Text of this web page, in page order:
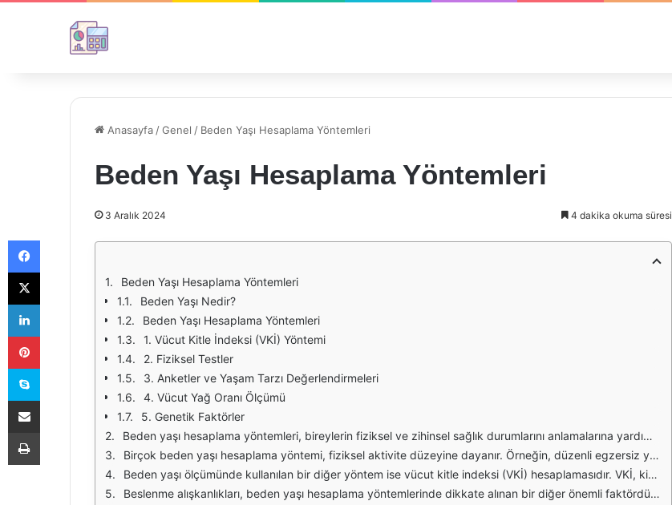
Anasayfa /Genel / Beden Yaşı Hesaplama Yöntemleri
Beden Yaşı Hesaplama Yöntemleri
3 Aralık 2024 4 dakika okuma süresi
Beden Yaşı Hesaplama Yöntemleri
Beden Yaşı Nedir?
Beden Yaşı Hesaplama Yöntemleri
1. Vücut Kitle İndeksi (VKİ) Yöntemi
2. Fiziksel Testler
3. Anketler ve Yaşam Tarzı Değerlendirmeleri
4. Vücut Yağ Oranı Ölçümü
5. Genetik Faktörler
Beden yaşı hesaplama yöntemleri, bireylerin fiziksel ve zihinsel sağlık durumlarını anlamalarına yardımcı olan pratik araçlardır. Bu yöntemler, genellikle yaş, cinsiyet, fiziksel aktivite düzeyi ve vücut kompozisyonu gibi faktörleri göz önünde bulundurarak, genel sağlık durumunu değerlendirmeye yönelik formüller ve testler içerir. Beden yaşı, biyolojik yaşla kronolojik yaş arasındaki farkı belirlemeye yardımcı olabilir.
Birçok beden yaşı hesaplama yöntemi, fiziksel aktivite düzeyine dayanır. Örneğin, düzenli egzersiz yapan bireylerin beden yaşları, daha az aktif olanlara göre daha genç çıkma eğilimindedir. Bu nedenle, beden yaşı hesaplamalarında fiziksel aktivite düzeyinin dikkate alınması önemlidir. Yürüyüş, koşu, yüzme gibi sporların düzenli olarak yapılması, genel sağlığı iyileştirir ve beden yaşını gençleştirir.
Beden yaşı ölçümünde kullanılan bir diğer yöntem ise vücut kitle indeksi (VKİ) hesaplamasıdır. VKİ, kişinin boyuna göre kilosunun değerlendirilmesine olanak tanır. Bu formül, bireylerin sağlıklı bir kiloya sahip olup olmadığını belirlemek ve buna göre beden yaşını tahmin etmek için kullanılır. VKİ’nin yanı sıra vücut yağ oranı da hesaplamalara dahil edilerek daha kesin sonuçlar elde edilebilir.
Beslenme alışkanlıkları, beden yaşı hesaplama yöntemlerinde dikkate alınan bir diğer önemli faktördür. Sağlıklı ve dengeli bir beslenme, bireylerin genel sağlık durumunu olumlu yönde etkiler. Yetersiz beslenme veya aşırı kilo alımı, beden yaşının yaşla orantısız bir şekilde artmasına neden olabilir. Bu nedenle, sağlıklı bir diyetin uygulanması, beden yaşını genç tutmanın en etkili yollarından biridir.
Facebook
X
LinkedIn
Pinterest
Skype
E-Posta ile paylaş